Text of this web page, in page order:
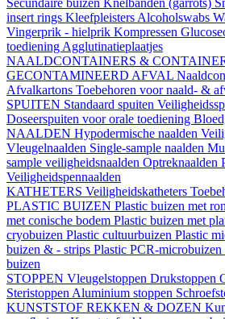
Secundaire buizen Knelbanden (garrots)
insert rings Kleefpleisters Alcoholswabs
Vingerprik - hielprik Kompressen
toediening Agglutinatieplaatjes
NAALDCONTAINERS &
GECONTAMINEERD AFVAL
Afvalkartons Toebehoren voor naald- &
SPUITEN Standaard spuiten
Doseerspuiten voor orale toediening
NAALDEN Hypodermische naalden
Vleugelnaalden Single-sample naalden
sample veiligheidsnaalden Optreknaalden
Veiligheidspennaalden
KATHETERS Veiligheidskatheters
PLASTIC BUIZEN Plastic buizen met
met conische bodem Plastic buizen met
cryobuizen Plastic cultuurbuizen Plastic
buizen & - strips Plastic PCR-
buizen
STOPPEN Vleugelstoppen Drukstoppen
Steristoppen Aluminium stoppen
KUNSTSTOF REKKEN & DOZEN